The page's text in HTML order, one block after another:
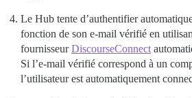
Le Hub tente d’authentifier
fonction de son e-mail vérifié en
fournisseurDiscourseConnect
Si l’e-mail vérifié correspond à un
l’utilisateur est automatiquement